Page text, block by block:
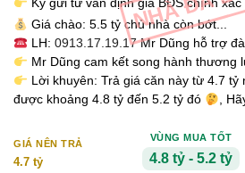
Ký gửi tư vấn định giá BĐS chính xác
Giá chào: 5.5 tỷ chủ nhà còn bớt...
LH: 0913.17.19.17Mr Dũng hỗ trợ
Mr Dũng cam kết song hành thương
Lời khuyên: Trả giá căn này từ 4.7 tỷ
được khoảng 4.8 tỷ đến 5.2 tỷ đó
,
GIÁ NÊN TRẢ
4.7 tỷ
VÙNG MUA TỐT
4.8 tỷ - 5.2 tỷ